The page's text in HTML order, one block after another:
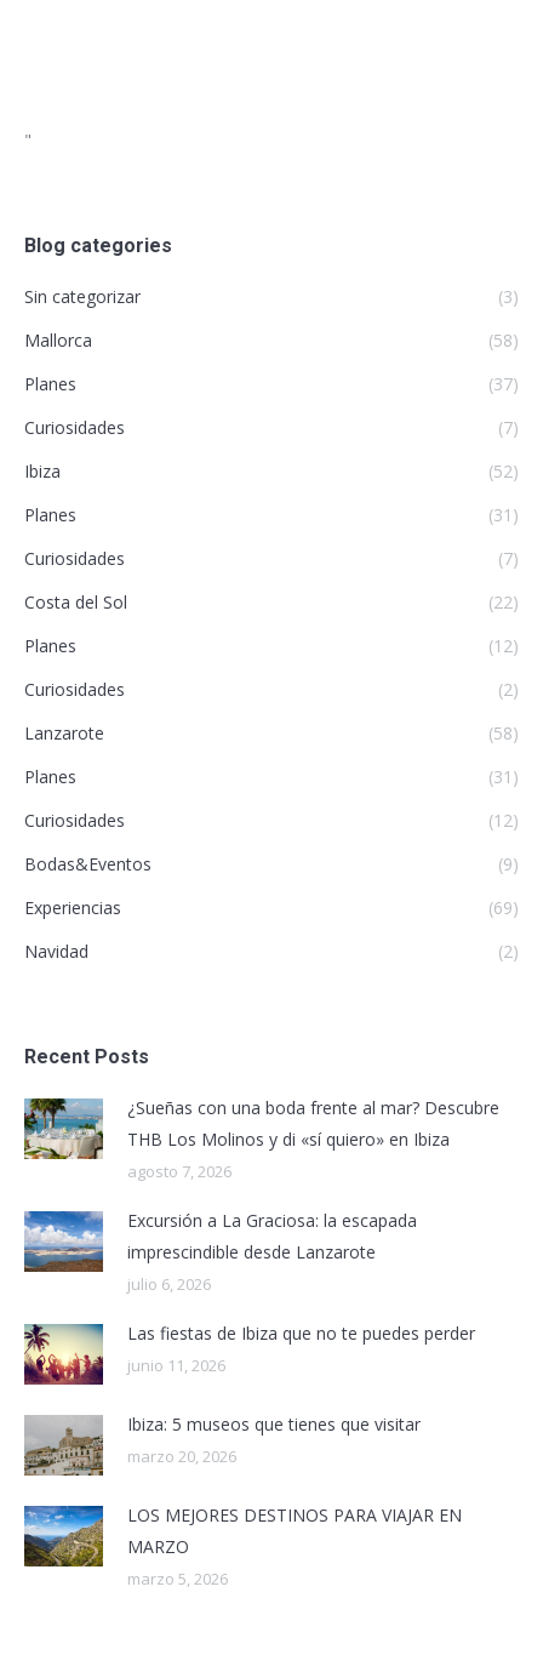
"
Blog categories
Sin categorizar
(3)
Mallorca
(58)
Planes
(37)
Curiosidades
(7)
Ibiza
(52)
Planes
(31)
Curiosidades
(7)
Costa del Sol
(22)
Planes
(12)
Curiosidades
(2)
Lanzarote
(58)
Planes
(31)
Curiosidades
(12)
Bodas&Eventos
(9)
Experiencias
(69)
Navidad
(2)
Recent Posts
¿Sueñas con una boda frente al mar? Descubre
THB Los Molinos y di «sí quiero» en Ibiza
agosto 7, 2026
Excursión a La Graciosa: la escapada
imprescindible desde Lanzarote
julio 6, 2026
Las fiestas de Ibiza que no te puedes perder
junio 11, 2026
Ibiza: 5 museos que tienes que visitar
marzo 20, 2026
LOS MEJORES DESTINOS PARA VIAJAR EN
MARZO
marzo 5, 2026